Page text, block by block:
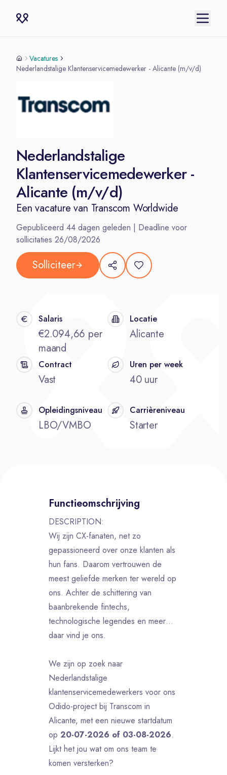
Vacatures
Nederlandstalige Klantenservicemedewerker - Alicante (m/v/d)
Nederlandstalige
Klantenservicemedewerker -
Alicante (m/v/d)
Een vacature van Transcom Worldwide
Gepubliceerd 44 dagen geleden | Deadline voor
sollicitaties 26/08/2026
Solliciteer
Salaris
€2.094,66 per
maand
Locatie
Alicante
Contract
Vast
Uren per week
40 uur
Opleidingsniveau
LBO/VMBO
Carrièreniveau
Starter
Functieomschrijving
DESCRIPTION:
Wij zijn CX-fanaten, net zo
gepassioneerd over onze klanten als
hun fans. Daarom vertrouwen de
meest geliefde merken ter wereld op
ons. Achter de schittering van
baanbrekende fintechs,
technologische legendes en meer…
daar vind je ons.
We zijn op zoek naar
Nederlandstalige
klantenservicemedewerkers voor ons
Odido-project bij Transcom in
Alicante, met een nieuwe startdatum
op 20-07-2026 of 03-08-2026.
Lijkt het jou wat om ons team te
komen versterken?